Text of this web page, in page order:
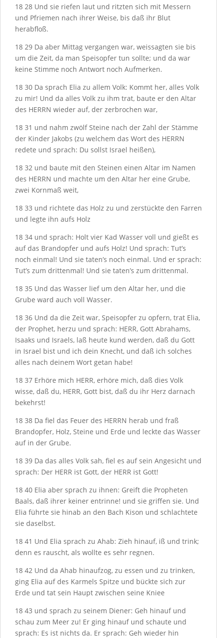
18 28 Und sie riefen laut und ritzten sich mit Messern
und Pfriemen nach ihrer Weise, bis daß ihr Blut
herabfloß.
18 29 Da aber Mittag vergangen war, weissagten sie bis
um die Zeit, da man Speisopfer tun sollte; und da war
keine Stimme noch Antwort noch Aufmerken.
18 30 Da sprach Elia zu allem Volk: Kommt her, alles Volk
zu mir! Und da alles Volk zu ihm trat, baute er den Altar
des HERRN wieder auf, der zerbrochen war,
18 31 und nahm zwölf Steine nach der Zahl der Stämme
der Kinder Jakobs (zu welchem das Wort des HERRN
redete und sprach: Du sollst Israel heißen),
18 32 und baute mit den Steinen einen Altar im Namen
des HERRN und machte um den Altar her eine Grube,
zwei Kornmaß weit,
18 33 und richtete das Holz zu und zerstückte den Farren
und legte ihn aufs Holz
18 34 und sprach: Holt vier Kad Wasser voll und gießt es
auf das Brandopfer und aufs Holz! Und sprach: Tut’s
noch einmal! Und sie taten’s noch einmal. Und er sprach:
Tut’s zum drittenmal! Und sie taten’s zum drittenmal.
18 35 Und das Wasser lief um den Altar her, und die
Grube ward auch voll Wasser.
18 36 Und da die Zeit war, Speisopfer zu opfern, trat Elia,
der Prophet, herzu und sprach: HERR, Gott Abrahams,
Isaaks und Israels, laß heute kund werden, daß du Gott
in Israel bist und ich dein Knecht, und daß ich solches
alles nach deinem Wort getan habe!
18 37 Erhöre mich HERR, erhöre mich, daß dies Volk
wisse, daß du, HERR, Gott bist, daß du ihr Herz darnach
bekehrst!
18 38 Da fiel das Feuer des HERRN herab und fraß
Brandopfer, Holz, Steine und Erde und leckte das Wasser
auf in der Grube.
18 39 Da das alles Volk sah, fiel es auf sein Angesicht und
sprach: Der HERR ist Gott, der HERR ist Gott!
18 40 Elia aber sprach zu ihnen: Greift die Propheten
Baals, daß ihrer keiner entrinne! und sie griffen sie. Und
Elia führte sie hinab an den Bach Kison und schlachtete
sie daselbst.
18 41 Und Elia sprach zu Ahab: Zieh hinauf, iß und trink;
denn es rauscht, als wollte es sehr regnen.
18 42 Und da Ahab hinaufzog, zu essen und zu trinken,
ging Elia auf des Karmels Spitze und bückte sich zur
Erde und tat sein Haupt zwischen seine Kniee
18 43 und sprach zu seinem Diener: Geh hinauf und
schau zum Meer zu! Er ging hinauf und schaute und
sprach: Es ist nichts da. Er sprach: Geh wieder hin